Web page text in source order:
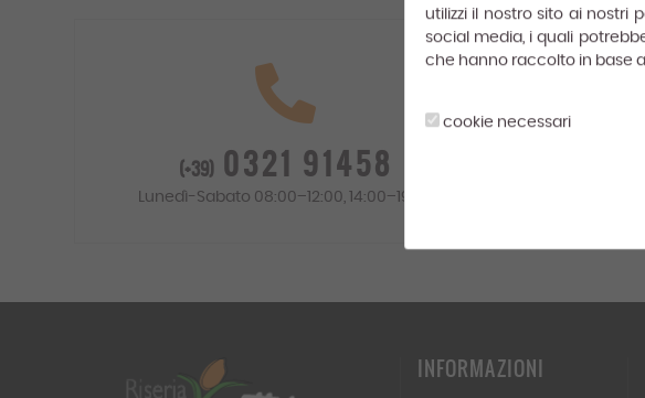
(+39)0321 91458
Lunedì-Sabato 08:00–12:00, 14:00–19:00
INFORMAZIONI
utilizzi il nostro sito ai nostri
social media, i quali
che hanno raccolto in base
cookie necessari